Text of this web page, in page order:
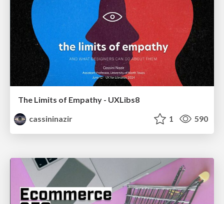
The Limits of Empathy - UXLibs8
cassininazir
1 590